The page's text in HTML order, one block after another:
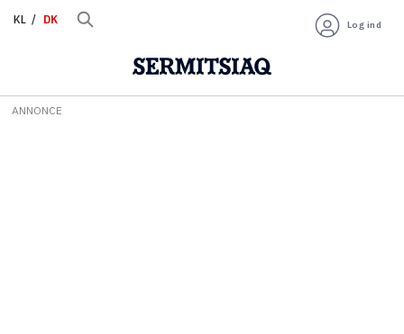
KL DK Log ind
ANNONCE